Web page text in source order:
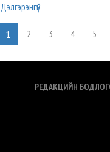
Дэлгэрэнгүй
1 2 3 4 5
РЕДАКЦИЙН